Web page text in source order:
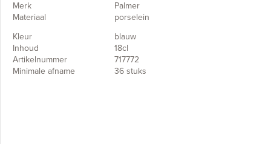
Merk
Palmer
Materiaal
porselein
Kleur
blauw
Inhoud
18cl
Artikelnummer
717772
Minimale afname
36 stuks